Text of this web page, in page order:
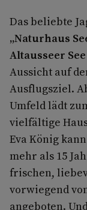
Das beliebte
„Naturhaus
Altausseer See
Aussicht auf
Ausflugsziel.
Umfeld lädt
vielfältige
Eva König
mehr als 15
frischen,
vorwiegend
angeboten.